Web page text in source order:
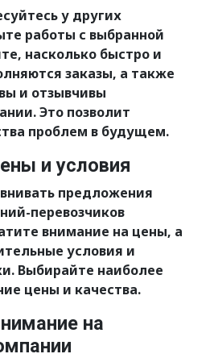
у других
работы с выбранной
насколько быстро и
заказы, а также
и отзывчивы
Это позволит
проблем в будущем.
и условия
предложения
перевозчиков
внимание на цены, а
условия и
Выбирайте наиболее
цены и качества.
на